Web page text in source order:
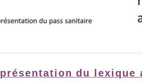
présentation du lexique